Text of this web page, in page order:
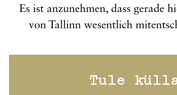
Es ist anzunehmen, dass gerade
von Tallinn wesentlich
Tule